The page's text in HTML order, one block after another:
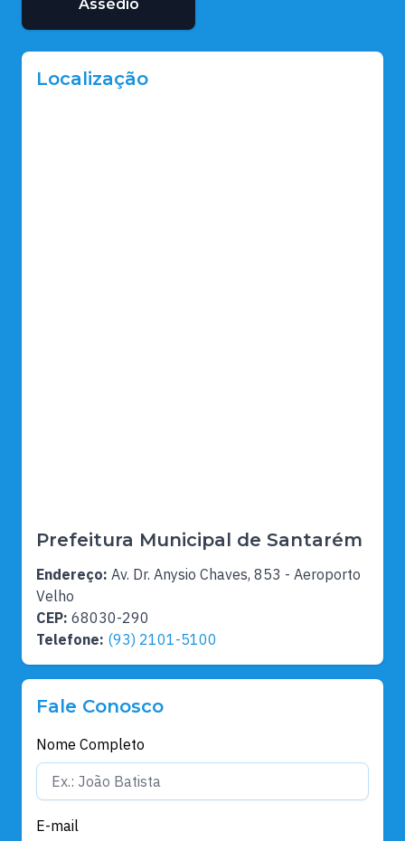
Assédio
Localização
Prefeitura Municipal de Santarém
Endereço: Av. Dr. Anysio Chaves, 853 - Aeroporto
Velho
CEP: 68030-290
Telefone: (93) 2101-5100
Fale Conosco
Nome Completo
E-mail